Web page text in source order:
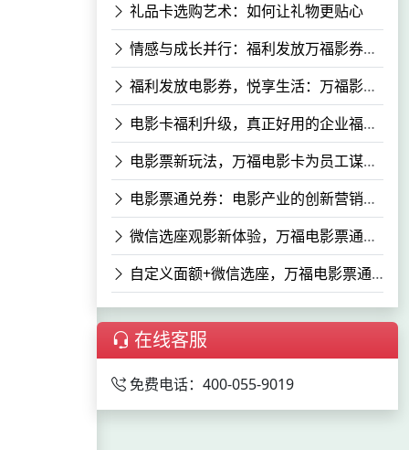
礼品卡选购艺术：如何让礼物更贴心
情感与成长并行：福利发放万福影券电影次券的深层价值
福利发放电影券，悦享生活：万福影券如何助力企业文化建设
电影卡福利升级，真正好用的企业福利万福影卡为企业增色
电影票新玩法，万福电影卡为员工谋福利
电影票通兑券：电影产业的创新营销工具
微信选座观影新体验，万福电影票通兑券热送中
自定义面额+微信选座，万福电影票通兑券观影无忧
在线客服
免费电话：400-055-9019